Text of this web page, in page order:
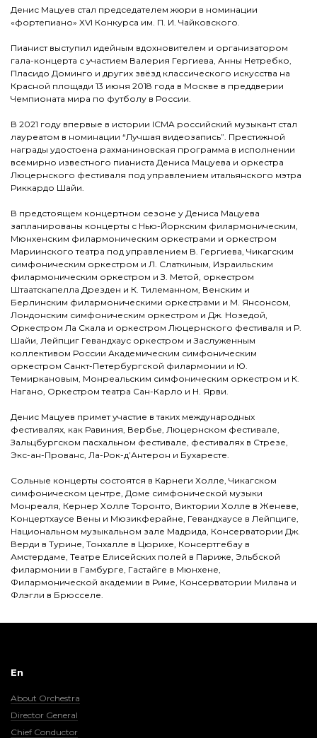
Денис Мацуев стал председателем жюри в номинации
«фортепиано» XVI Конкурса им. П. И. Чайковского.
Пианист выступил идейным вдохновителем и организатором
гала-концерта с участием Валерия Гергиева, Анны Нетребко,
Пласидо Доминго и других звёзд классического искусства на
Красной площади 13 июня 2018 года в Москве в преддверии
Чемпионата мира по футболу в России.
В 2021 году впервые в истории ICMA российский музыкант стал
лауреатом в номинации “Лучшая видеозапись”. Престижной
награды удостоена рахманиновская программа в исполнении
всемирно известного пианиста Дениса Мацуева и оркестра
Люцернского фестиваля под управлением итальянского мэтра
Риккардо Шайи.
В предстоящем концертном сезоне у Дениса Мацуева
запланированы концерты с Нью-Йоркским филармоническим,
Мюнхенским филармоническим оркестрами и оркестром
Мариинского театра под управлением В. Гергиева, Чикагским
симфоническим оркестром и Л. Слаткиным, Израильским
филармоническим оркестром и З. Метой, оркестром
Штаатскапелла Дрезден и К. Тилеманном, Венским и
Берлинским филармоническими оркестрами и М. Янсонсом,
Лондонским симфоническим оркестром и Дж. Нозедой,
Оркестром Ла Скала и оркестром Люцернского фестиваля и Р.
Шайи, Лейпциг Гевандхаус оркестром и Заслуженным
коллективом России Академическим симфоническим
оркестром Санкт-Петербургской филармонии и Ю.
Темиркановым, Монреальским симфоническим оркестром и К.
Нагано, Оркестром театра Сан-Карло и Н. Ярви.
Денис Мацуев примет участие в таких международных
фестивалях, как Равиния, Вербье, Люцернском фестивале,
Зальцбургском пасхальном фестивале, фестивалях в Стрезе,
Экс-ан-Прованс, Ла-Рок-д’Антерон и Бухаресте.
Сольные концерты состоятся в Карнеги Холле, Чикагском
симфоническом центре, Доме симфонической музыки
Монреаля, Кернер Холле Торонто, Виктории Холле в Женеве,
Концертхаусе Вены и Мюзикферайне, Гевандхаусе в Лейпциге,
Национальном музыкальном зале Мадрида, Консерватории Дж.
Верди в Турине, Тонхалле в Цюрихе, Консертгебау в
Амстердаме, Театре Елисейских полей в Париже, Эльбской
филармонии в Гамбурге, Гастайге в Мюнхене,
Филармонической академии в Риме, Консерватории Милана и
Флэгли в Брюсселе.
En
About Orchestra
Director General
Chief Conductor